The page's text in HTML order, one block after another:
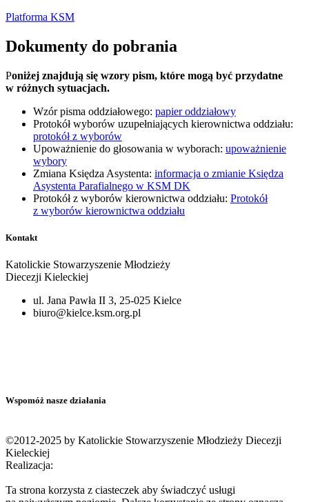
Platforma KSM
Dokumenty do pobrania
Poniżej znajdują się wzory pism, które mogą być przydatne
w różnych sytuacjach.
Wzór pisma oddziałowego: papier oddziałowy
Protokół wyborów uzupełniających kierownictwa oddziału:
protokół z wyborów
Upoważnienie do głosowania w wyborach: upoważnienie
wybory
Zmiana Księdza Asystenta: informacja o zmianie Księdza
Asystenta Parafialnego w KSM DK
Protokół z wyborów kierownictwa oddziału: Protokół
z wyborów kierownictwa oddziału
Kontakt
Katolickie Stowarzyszenie Młodzieży
Diecezji Kieleckiej
ul. Jana Pawła II 3, 25-025 Kielce
biuro@kielce.ksm.org.pl
Wspomóż nasze działania
©2012-2025 by Katolickie Stowarzyszenie Młodzieży Diecezji
Kieleckiej
Realizacja:
Ta strona korzysta z ciasteczek aby świadczyć usługi